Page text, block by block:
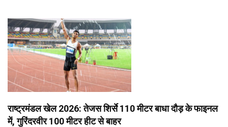
राष्ट्रमंडल खेल 2026: तेजस शिर्से 110 मीटर बाधा दौड़ के फाइनल
में, गुरिंदरवीर 100 मीटर हीट से बाहर